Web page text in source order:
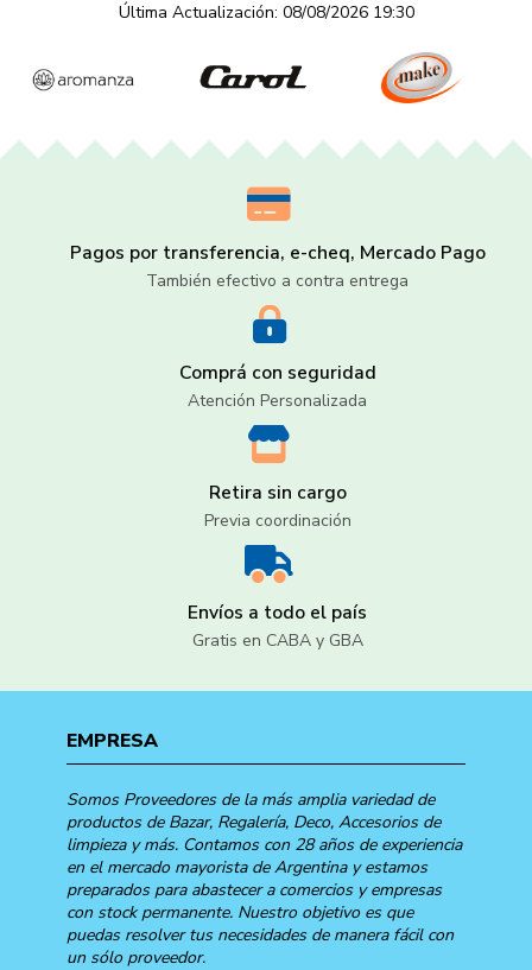
Última Actualización: 08/08/2026 19:30
Pagos por transferencia, e-cheq, Mercado Pago
También efectivo a contra entrega
Comprá con seguridad
Atención Personalizada
Retira sin cargo
Previa coordinación
Envíos a todo el país
Gratis en CABA y GBA
EMPRESA
Somos Proveedores de la más amplia variedad de
productos de Bazar, Regalería, Deco, Accesorios de
limpieza y más. Contamos con 28 años de experiencia
en el mercado mayorista de Argentina y estamos
preparados para abastecer a comercios y empresas
con stock permanente. Nuestro objetivo es que
puedas resolver tus necesidades de manera fácil con
un sólo proveedor.